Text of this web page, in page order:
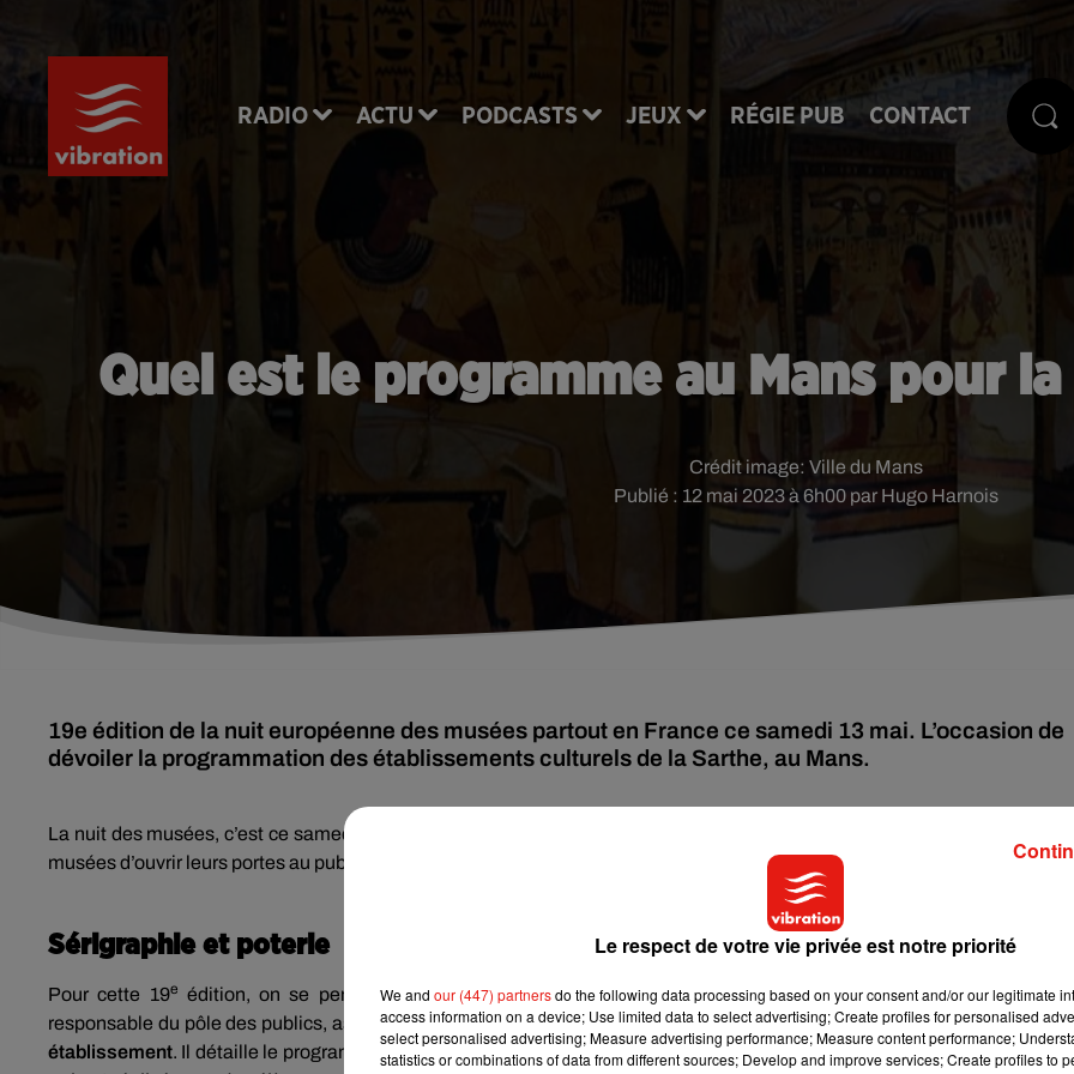
RADIO ACTU PODCASTS JEUX RÉGIE PUB CONTACT
Quel est le programme au Mans pour
Publié : 12 mai 2023 à 6h00 par Hugo Harnois
Crédit image: Ville du Mans
19e édition de la nuit européenne des musées partout en France ce samedi 13 mai. L’occasion de
dévoiler la programmation des établissements culturels de la Sarthe, au Mans.
La nuit des musées, c’est ce samedi
musées d’ouvrir leurs portes au public gratuitement,
de la tombée de la nuit jusqu’à minuit
Sérigraphie et poterie
Pour cette 19e édition, on se penche sur la programmation des musées de la Sarthe, au Mans. Jérôme
responsable du pôle des publics, assure que de très nombreuses activités seront au menu, avecun à deux temps forts
établissement. Il détaille le programme en commençant par le musée Vert :
« il y aura la présence des artistes de ‘La
Le respect de votre vie privée est notre priorité
We and our (447) partnersdo the following data processing based on your consent and/or our legitimate
access information on a device; Use limited data to select advertising; Create profiles for personalised
select personalised advertising; Measure advertising performance; Measure content performance;
statistics or combinations of data from different sources; Develop and improve services; Create profiles to